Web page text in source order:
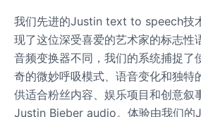
Emma Waston
Female
Gavin Newsom
Male @KingArthur
我们先进的Justin text to speech技
现了这位深受喜爱的艺术家的标志性
音频变换器不同，我们的系统捕捉了
奇的微妙呼吸模式、语音变化和独特
供适合粉丝内容、娱乐项目和创意叙
Justin Bieber audio。体验由我们